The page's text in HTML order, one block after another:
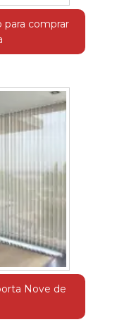
para comprar
Nove de